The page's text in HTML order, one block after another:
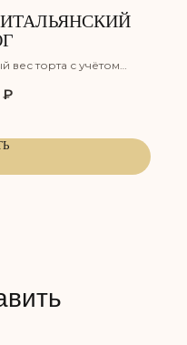
вес торта с учётом
₽
Белки: 7,5
Жиры: 22
Лёгкий шоколадный бисквит,
пропитанный сахарным
с прослойкой соленой
и хрустящим обжаренным